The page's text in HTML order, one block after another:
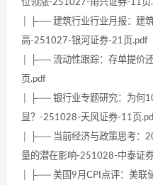
位领涨-251027-甬兴证券-11页
│ ├── 建筑行业行业月报：建
高-251027-银河证券-21页.pdf
│ ├── 流动性跟踪：存单提价
页.pdf
│ ├── 银行业专题研究：为何
显？-251028-天风证券-11页
│ ├── 当前经济与政策思考：
量的潜在影响-251028-中泰证
│ ├── 美国9月CPI点评：美联